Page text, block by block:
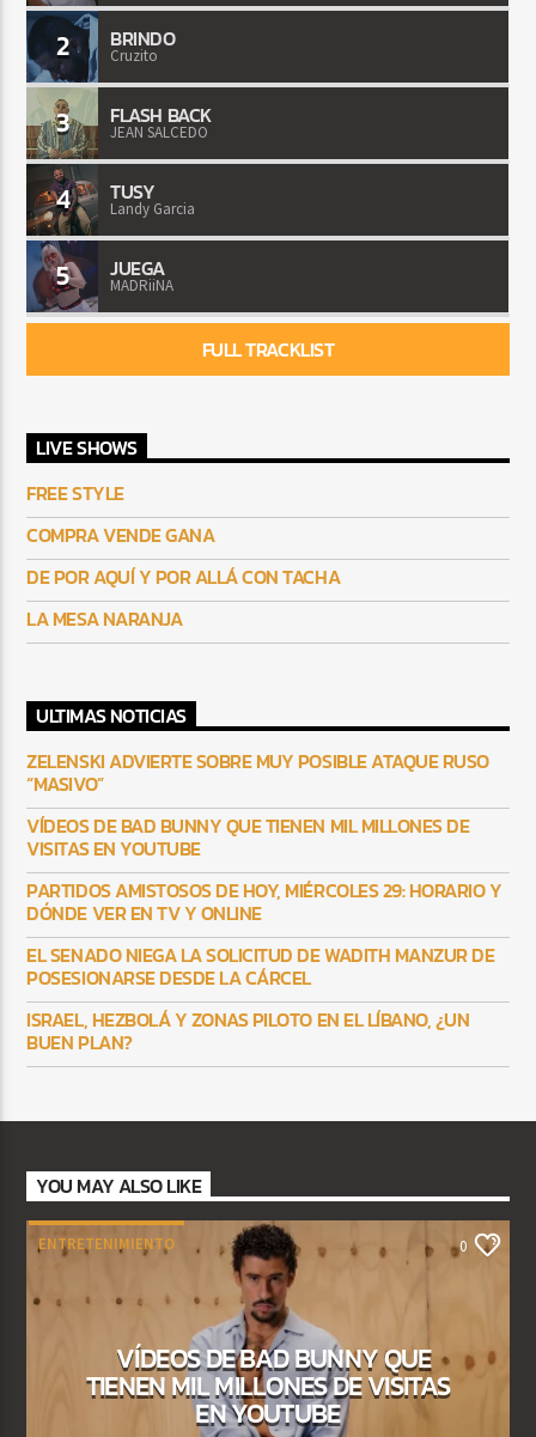
2 BRINDO
Cruzito
3 FLASH BACK
JEAN SALCEDO
4 TUSY
Landy Garcia
5 JUEGA
MADRiiNA
FULL TRACKLIST
LIVE SHOWS
FREE STYLE
COMPRA VENDE GANA
DE POR AQUÍ Y POR ALLÁ CON TACHA
LA MESA NARANJA
ULTIMAS NOTICIAS
ZELENSKI ADVIERTE SOBRE MUY POSIBLE ATAQUE RUSO
“MASIVO”
VÍDEOS DE BAD BUNNY QUE TIENEN MIL MILLONES DE
VISITAS EN YOUTUBE
PARTIDOS AMISTOSOS DE HOY, MIÉRCOLES 29: HORARIO Y
DÓNDE VER EN TV Y ONLINE
EL SENADO NIEGA LA SOLICITUD DE WADITH MANZUR DE
POSESIONARSE DESDE LA CÁRCEL
ISRAEL, HEZBOLÁ Y ZONAS PILOTO EN EL LÍBANO, ¿UN
BUEN PLAN?
YOU MAY ALSO LIKE
ENTRETENIMIENTO 0
VÍDEOS DE BAD BUNNY QUE
TIENEN MIL MILLONES DE VISITAS
EN YOUTUBE